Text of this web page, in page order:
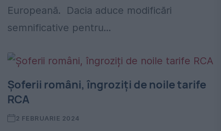
Europeană. Dacia aduce modificări
semnificative pentru...
Șoferii români, îngroziți de noile tarife
RCA
2 FEBRUARIE 2024